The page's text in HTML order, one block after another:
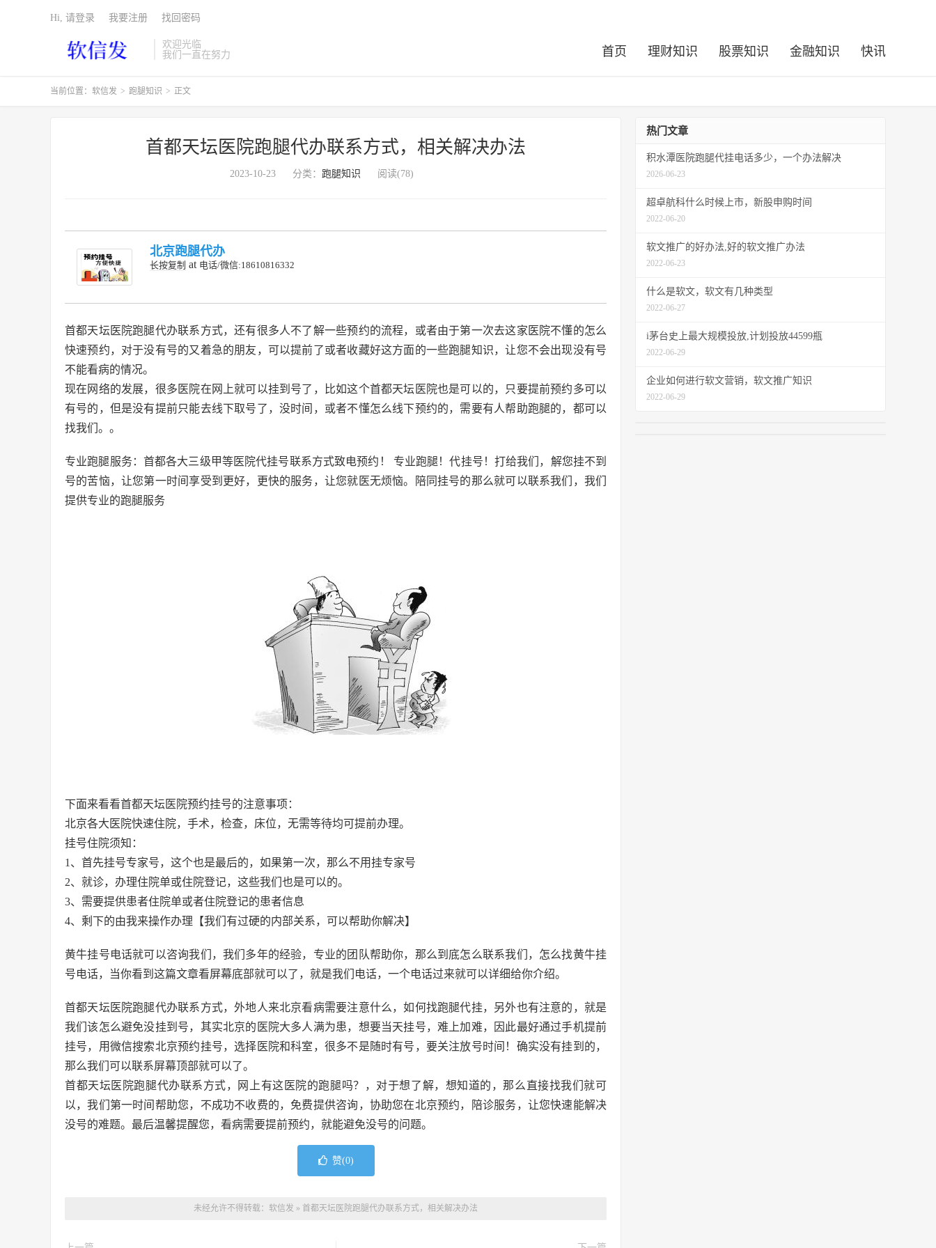
欢迎光临
我们一直在努力
首页 理财知识 股票知识 金融知识 快讯
Hi, 请登录 我要注册 找回密码
当前位置： 软信发 > 跑腿知识 > 正文
首都天坛医院跑腿代办联系方式，相关解决办法
2023-10-23 分类： 跑腿知识 阅读(78)
北京跑腿代办
长按复制 at 电话/微信:18610816332
首都天坛医院跑腿代办联系方式，还有很多人不了解一些预约的流程，或者由于第一次去这家医院不懂的怎么
快速预约，对于没有号的又着急的朋友，可以提前了或者收藏好这方面的一些跑腿知识，让您不会出现没有号
不能看病的情况。
现在网络的发展，很多医院在网上就可以挂到号了，比如这个首都天坛医院也是可以的，只要提前预约多可以
有号的，但是没有提前只能去线下取号了，没时间，或者不懂怎么线下预约的，需要有人帮助跑腿的，都可以
找我们。。
专业跑腿服务：首都各大三级甲等医院代挂号联系方式致电预约！ 专业跑腿！代挂号！打给我们，解您挂不到
号的苦恼，让您第一时间享受到更好，更快的服务，让您就医无烦恼。陪同挂号的那么就可以联系我们，我们
提供专业的跑腿服务
下面来看看首都天坛医院预约挂号的注意事项：
北京各大医院快速住院，手术，检查，床位，无需等待均可提前办理。
挂号住院须知：
1、首先挂号专家号，这个也是最后的，如果第一次，那么不用挂专家号
2、就诊，办理住院单或住院登记，这些我们也是可以的。
3、需要提供患者住院单或者住院登记的患者信息
4、剩下的由我来操作办理【我们有过硬的内部关系，可以帮助你解决】
黄牛挂号电话就可以咨询我们，我们多年的经验，专业的团队帮助你，那么到底怎么联系我们，怎么找黄牛挂
号电话，当你看到这篇文章看屏幕底部就可以了，就是我们电话，一个电话过来就可以详细给你介绍。
首都天坛医院跑腿代办联系方式，外地人来北京看病需要注意什么，如何找跑腿代挂，另外也有注意的，就是
我们该怎么避免没挂到号，其实北京的医院大多人满为患，想要当天挂号，难上加难，因此最好通过手机提前
挂号，用微信搜索北京预约挂号，选择医院和科室，很多不是随时有号，要关注放号时间！确实没有挂到的，
那么我们可以联系屏幕顶部就可以了。
首都天坛医院跑腿代办联系方式，网上有这医院的跑腿吗？，对于想了解，想知道的，那么直接找我们就可
以，我们第一时间帮助您，不成功不收费的，免费提供咨询，协助您在北京预约，陪诊服务，让您快速能解决
没号的难题。最后温馨提醒您，看病需要提前预约，就能避免没号的问题。
赞(0)
未经允许不得转载： 软信发 » 首都天坛医院跑腿代办联系方式，相关解决办法
热门文章
积水潭医院跑腿代挂电话多少，一个办法解决
2026-06-23
超卓航科什么时候上市，新股申购时间
2022-06-20
软文推广的好办法,好的软文推广办法
2022-06-23
什么是软文，软文有几种类型
2022-06-27
i茅台史上最大规模投放,计划投放44599瓶
2022-06-29
企业如何进行软文营销，软文推广知识
2022-06-29